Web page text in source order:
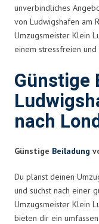
unverbindliches
von Ludwigshafen am
Umzugsmeister Klein
einem stressfreien
Günstige
nach
Günstige Beiladung
Du planst deinen
und suchst nach einer
Umzugsmeister Klein
bieten dir ein